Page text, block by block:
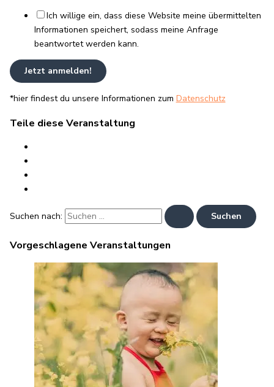
Ich willige ein, dass diese Website meine übermittelten
Informationen speichert, sodass meine Anfrage
beantwortet werden kann.
Jetzt anmelden!
*hier findest du unsere Informationen zum Datenschutz
Teile diese Veranstaltung
Suchen nach:
Vorgeschlagene Veranstaltungen